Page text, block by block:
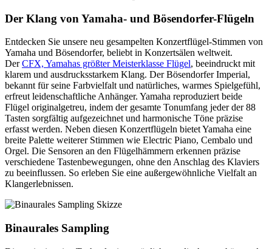
Der Klang von Yamaha- und Bösendorfer-Flügeln
Entdecken Sie unsere neu gesampelten Konzertflügel-Stimmen von
Yamaha und Bösendorfer, beliebt in Konzertsälen weltweit.
DerCFX, Yamahas größter Meisterklasse Flügel, beeindruckt mit
klarem und ausdrucksstarkem Klang. Der Bösendorfer Imperial,
bekannt für seine Farbvielfalt und natürliches, warmes Spielgefühl,
erfreut leidenschaftliche Anhänger. Yamaha reproduziert beide
Flügel originalgetreu, indem der gesamte Tonumfang jeder der 88
Tasten sorgfältig aufgezeichnet und harmonische Töne präzise
erfasst werden. Neben diesen Konzertflügeln bietet Yamaha eine
breite Palette weiterer Stimmen wie Electric Piano, Cembalo und
Orgel. Die Sensoren an den Flügelhämmern erkennen präzise
verschiedene Tastenbewegungen, ohne den Anschlag des Klaviers
zu beeinflussen. So erleben Sie eine außergewöhnliche Vielfalt an
Klangerlebnissen.
Binaurales Sampling